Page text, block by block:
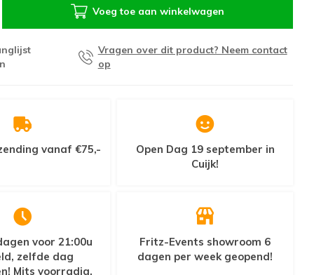
Voeg toe aan winkelwagen
Vragen over dit product? Neem contact
op
vanaf €75,-
Open Dag 19 september in
Cuijk!
voor 21:00u
zelfde dag
Mits voorradig.
Fritz-Events showroom 6
dagen per week geopend!